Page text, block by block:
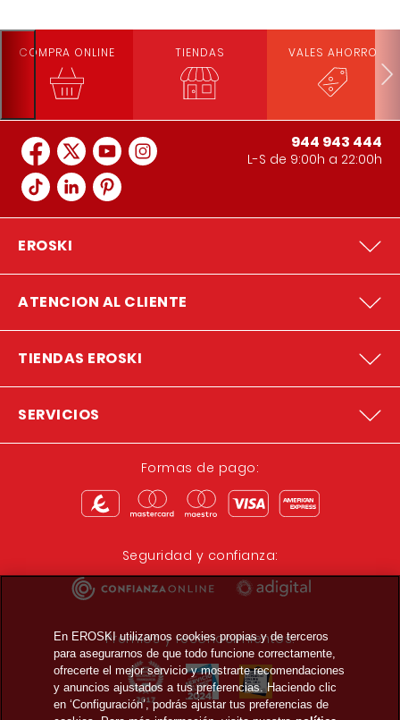
COMPRA ONLINE TIENDAS VALES AHORRO
944 943 444
L-S de 9:00h a 22:00h
EROSKI
ATENCION AL CLIENTE
TIENDAS EROSKI
SERVICIOS
Formas de pago:
Seguridad y confianza:
Premios y reconocimientos:
En EROSKI utilizamos cookies propias y de terceros
para asegurarnos de que todo funcione correctamente,
ofrecerte el mejor servicio y mostrarte recomendaciones
y anuncios ajustados a tus preferencias. Haciendo clic
en ‘Configuración’, podrás ajustar tus preferencias de